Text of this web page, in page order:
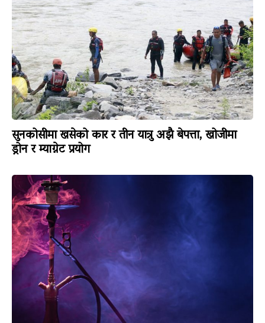
सुनकोसीमा खसेको कार र तीन यात्रु अझै बेपत्ता, खोजीमा
ड्रोन र म्याग्नेट प्रयोग